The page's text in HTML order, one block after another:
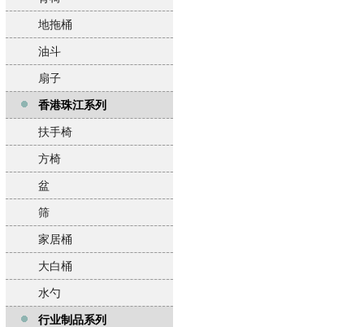
地拖桶
油斗
扇子
香港珠江系列
扶手椅
方椅
盆
筛
家居桶
大白桶
水勺
行业制品系列